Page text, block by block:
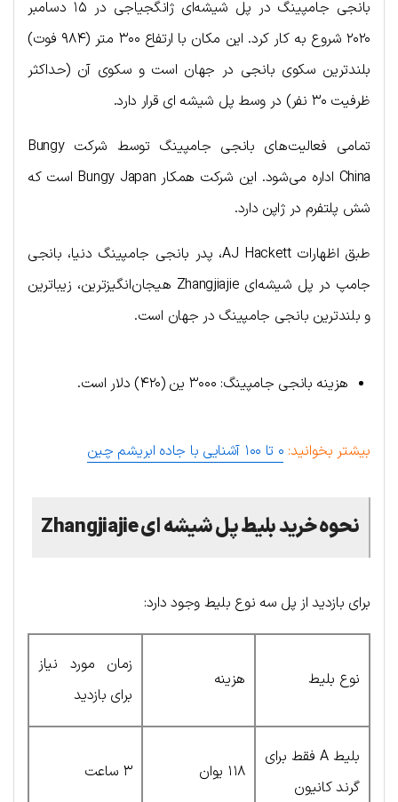
بانجی جامپینگ در پل شیشه‌ای ژانگجیاجی در ۱۵ دسامبر
۲۰۲۰ شروع به کار کرد. این مکان با ارتفاع ۳۰۰ متر (۹۸۴ فوت)
بلندترین سکوی بانجی در جهان است و سکوی آن (حداکثر
ظرفیت ۳۰ نفر) در وسط پل شیشه ای قرار دارد.
تمامی فعالیت‌های بانجی جامپینگ توسط شرکت Bungy
China اداره می‌شود. این شرکت همکار Bungy Japan است که
شش پلتفرم در ژاپن دارد.
طبق اظهارات AJ Hackett، پدر بانجی جامپینگ دنیا، بانجی
جامپ در پل شیشه‌ای Zhangjiajie هیجان‌انگیزترین، زیباترین
و بلندترین بانجی جامپینگ در جهان است.
هزینه بانجی جامپینگ: ۳۰۰۰ ین (۴۲۰) دلار است.
بیشتر بخوانید: ۰ تا ۱۰۰ آشنایی با جاده ابریشم چین
نحوه خرید بلیط پل شیشه ایZhangjiajie
برای بازدید از پل سه نوع بلیط وجود دارد:
نوع بلیط هزینه
زمان مورد نیاز
برای بازدید
بلیط A فقط برای
گرند کانیون
۱۱۸ یوان ۳ ساعت